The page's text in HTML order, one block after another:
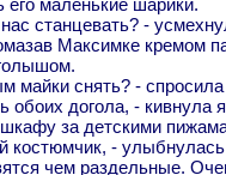
маленькие шарики.
станцевать? -
Максимке кремом
майки снять? -
обоих догола, -
за детскими
костюмчик, -
чем раздельные.